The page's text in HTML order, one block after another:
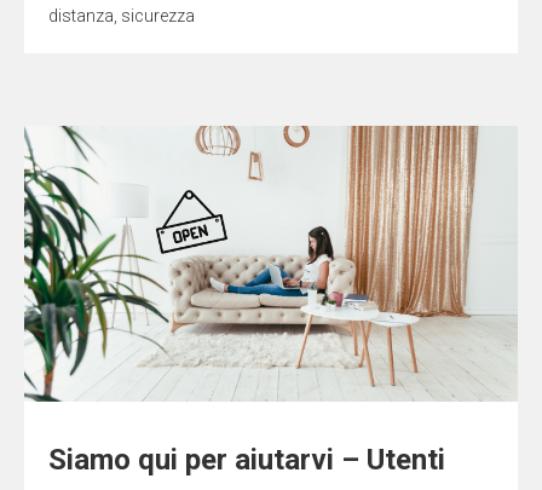
distanza, sicurezza
Siamo qui per aiutarvi – Utenti